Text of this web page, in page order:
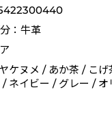
：牛革
ケヌメ / あか茶 / こ
/ ネイビー / グレー / オ